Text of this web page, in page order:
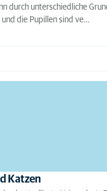
durch unterschiedliche
die Pupillen sind ve…
Katzen